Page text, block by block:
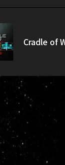
Cradle of